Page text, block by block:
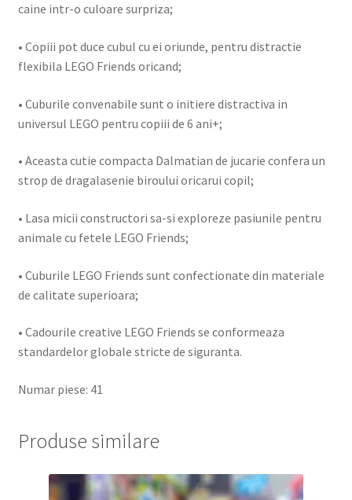
caine intr-o culoare surpriza;
• Copiii pot duce cubul cu ei oriunde, pentru distractie
flexibila LEGO Friends oricand;
• Cuburile convenabile sunt o initiere distractiva in
universul LEGO pentru copiii de 6 ani+;
• Aceasta cutie compacta Dalmatian de jucarie confera un
strop de dragalasenie biroului oricarui copil;
• Lasa micii constructori sa-si exploreze pasiunile pentru
animale cu fetele LEGO Friends;
• Cuburile LEGO Friends sunt confectionate din materiale
de calitate superioara;
• Cadourile creative LEGO Friends se conformeaza
standardelor globale stricte de siguranta.
Numar piese: 41
Produse similare